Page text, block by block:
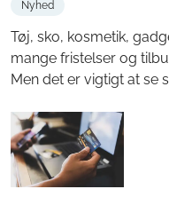
Nyhed
Tøj, sko, kosmetik,
mange fristelser og
Men det er vigtigt at se